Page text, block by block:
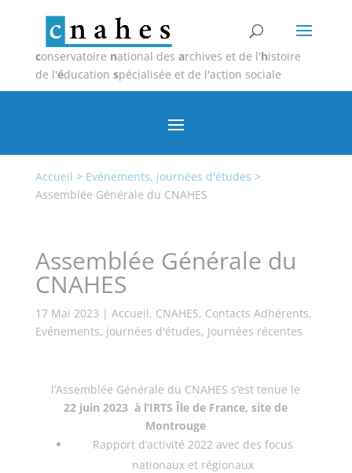
conservatoire national des archives et de l'histoire
de l'éducation spécialisée et de l'action sociale
Accueil > Evénements, journées d'études >
Assemblée Générale du CNAHES
Assemblée Générale du
CNAHES
17 Mai 2023 | Accueil, CNAHES, Contacts Adhérents,
Evénements, journées d'études, Journées récentes
l’Assemblée Générale du CNAHES s’est tenue le
22 juin 2023à l’IRTS Île de France, site de
Montrouge
Rapport d’activité 2022 avec des focus
nationaux et régionaux